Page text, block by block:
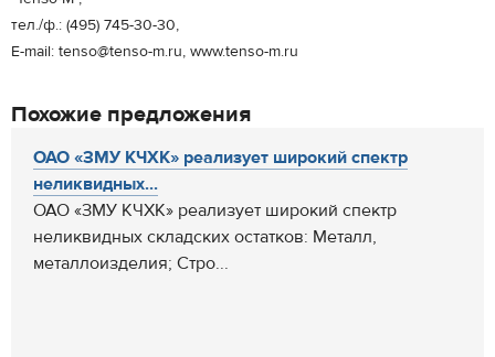
тел./ф.: (495) 745-30-30,
E-mail: tenso@tenso-m.ru, www.tenso-m.ru
Похожие предложения
ОАО «ЗМУ КЧХК» реализует широкий спектр
неликвидных...
ОАО «ЗМУ КЧХК» реализует широкий спектр
неликвидных складских остатков: Металл,
металлоизделия; Стро...